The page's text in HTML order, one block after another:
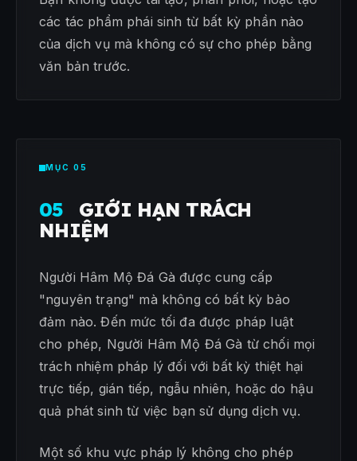
các tác phẩm phái sinh từ bất kỳ phần nào
của dịch vụ mà không có sự cho phép bằng
văn bản trước.
MỤC 05
05
GIỚI HẠN TRÁCH
NHIỆM
Người Hâm Mộ Đá Gà được cung cấp
"nguyên trạng" mà không có bất kỳ bảo
đảm nào. Đến mức tối đa được pháp luật
cho phép, Người Hâm Mộ Đá Gà từ chối mọi
trách nhiệm pháp lý đối với bất kỳ thiệt hại
trực tiếp, gián tiếp, ngẫu nhiên, hoặc do hậu
quả phát sinh từ việc bạn sử dụng dịch vụ.
Một số khu vực pháp lý không cho phép